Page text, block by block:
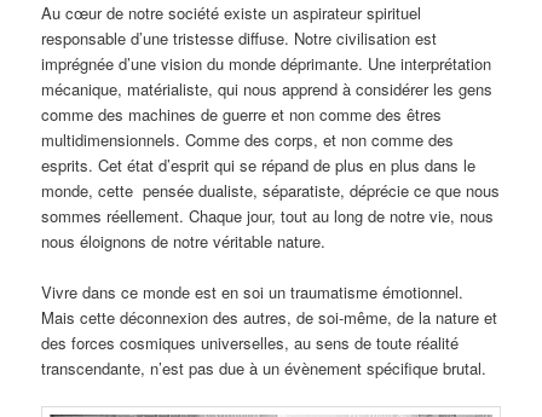
Au cœur de notre société existe un aspirateur spirituel
responsable d’une tristesse diffuse. Notre civilisation est
imprégnée d’une vision du monde déprimante. Une interprétation
mécanique, matérialiste, qui nous apprend à considérer les gens
comme des machines de guerre et non comme des êtres
multidimensionnels. Comme des corps, et non comme des
esprits. Cet état d’esprit qui se répand de plus en plus dans le
monde, cette pensée dualiste, séparatiste, déprécie ce que nous
sommes réellement. Chaque jour, tout au long de notre vie, nous
nous éloignons de notre véritable nature.
Vivre dans ce monde est en soi un traumatisme émotionnel.
Mais cette déconnexion des autres, de soi-même, de la nature et
des forces cosmiques universelles, au sens de toute réalité
transcendante, n’est pas due à un évènement spécifique brutal.